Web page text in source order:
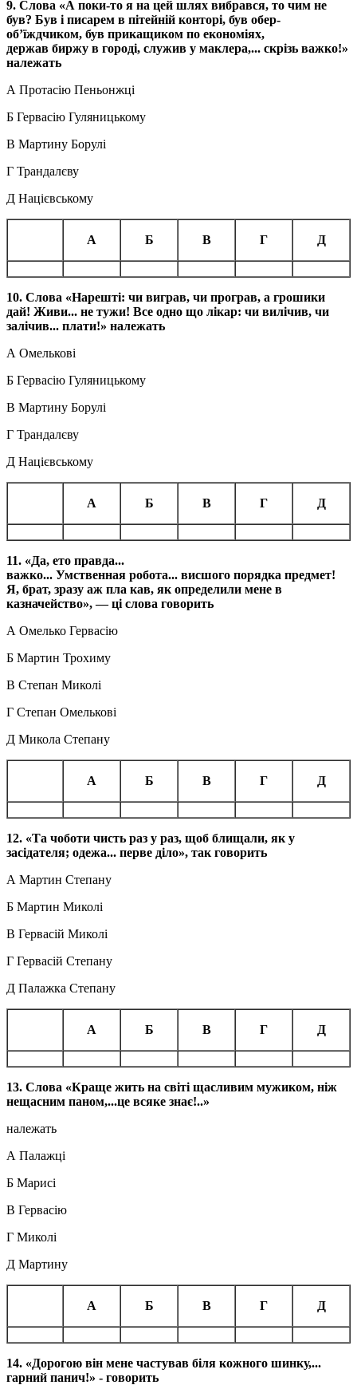
9. Слова «А поки-то я на цей шлях вибрався, то чим не
був? Був і писарем в пітейній конторі, був обер-
об’їждчиком, був прикащиком по економіях,
держав биржу в городі, служив у маклера,... скрізь важко!»
належать
А Протасію Пеньонжці
Б Гервасію Гуляницькому
В Мартину Борулі
Г Трандалєву
Д Націєвському
А Б В Г Д
10. Слова «Нарешті: чи виграв, чи програв, а грошики
дай! Живи... не тужи! Все одно що лікар: чи вилічив, чи
залічив... плати!» належать
А Омелькові
Б Гервасію Гуляницькому
В Мартину Борулі
Г Трандалєву
Д Націєвському
А Б В Г Д
11. «Да, ето правда...
важко... Умственная робота... висшого порядка предмет!
Я, брат, зразу аж пла кав, як определили мене в
казначейство», — ці слова говорить
А Омелько Гервасію
Б Мартин Трохиму
В Степан Миколі
Г Степан Омелькові
Д Микола Степану
А Б В Г Д
12. «Та чоботи чисть раз у раз, щоб блищали, як у
засідателя; одежа... перве діло», так говорить
А Мартин Степану
Б Мартин Миколі
В Гервасій Миколі
Г Гервасій Степану
Д Палажка Степану
А Б В Г Д
13. Слова «Краще жить на світі щасливим мужиком, ніж
нещасним паном,...це всяке знає!..»
належать
А Палажці
Б Марисі
В Гервасію
Г Миколі
Д Мартину
А Б В Г Д
14. «Дорогою він мене частував біля кожного шинку,...
гарний панич!» - говорить